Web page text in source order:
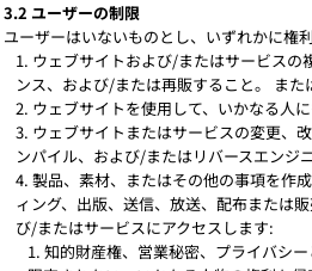
3.2 ユーザーの制限
ユーザーはいないものとし、いずれかに権
ウェブサイトおよび/またはサービスの
ンス、および/または再販すること。 また
ウェブサイトを使用して、いかなる人
ウェブサイトまたはサービスの変更、
ンパイル、および/またはリバースエンジ
製品、素材、またはその他の事項を作
ィング、出版、送信、放送、配布または
び/またはサービスにアクセスします:
知的財産権、営業秘密、プライバシ